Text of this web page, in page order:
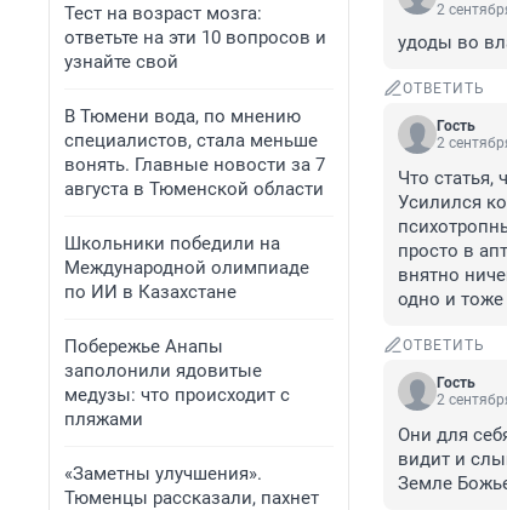
Тест на возраст мозга:
ответьте на эти 10 вопросов и
узнайте свой
В Тюмени вода, по мнению
специалистов, стала меньше
вонять. Главные новости за 7
августа в Тюменской области
Школьники победили на
Международной олимпиаде
по ИИ в Казахстане
Побережье Анапы
заполонили ядовитые
медузы: что происходит с
пляжами
«Заметны улучшения».
Тюменцы рассказали, пахнет
2
удоды во
ОТВЕТИТЬ
Гость
2
Что
Усилился
просто в
внятно
одно и
ОТВЕТИТЬ
Гость
2
Они для
видит и
Земле